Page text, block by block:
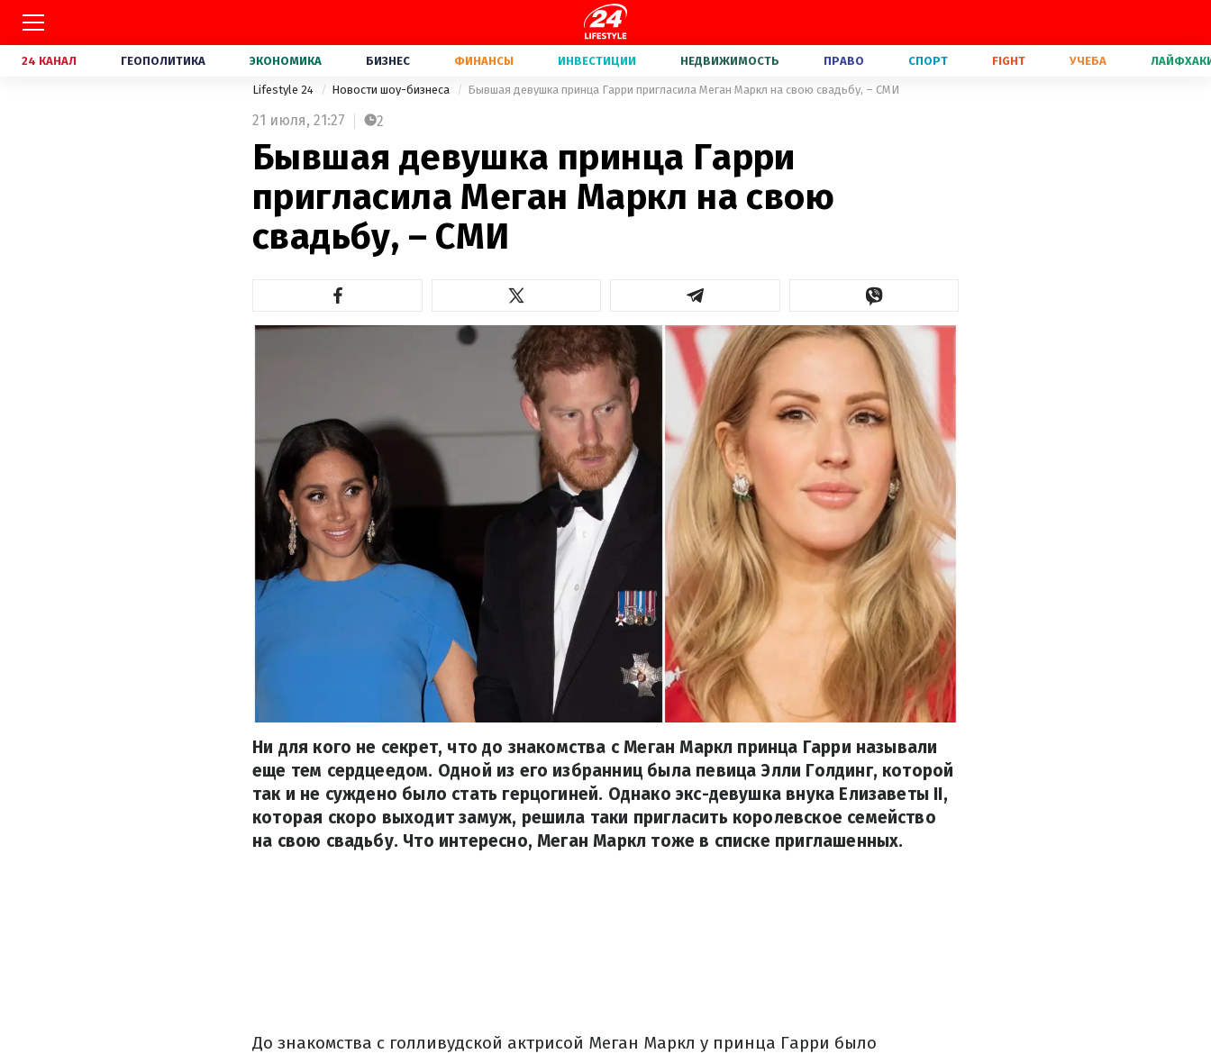
24 КАНАЛ ГЕОПОЛИТИКА ЭКОНОМИКА БИЗНЕС ФИНАНСЫ ИНВЕСТИЦИИ НЕДВИЖИМОСТЬ ПРАВО СПОРТ FIGHT УЧЕБА
Lifestyle 24 Новости шоу-бизнеса Бывшая девушка принца Гарри пригласила Меган Маркл на свою свадьбу, – СМИ
21 июля, 21:27 2
Бывшая девушка принца Гарри
пригласила Меган Маркл на свою
свадьбу, – СМИ
Ни для кого не секрет, что до знакомства с Меган Маркл принца Гарри называли
еще тем сердцеедом. Одной из его избранниц была певица Элли Голдинг, которой
так и не суждено было стать герцогиней. Однако экс-девушка внука Елизаветы II,
которая скоро выходит замуж, решила таки пригласить королевское семейство
на свою свадьбу. Что интересно, Меган Маркл тоже в списке приглашенных.
До знакомства с голливудской актрисой Меган Маркл у принца Гарри было